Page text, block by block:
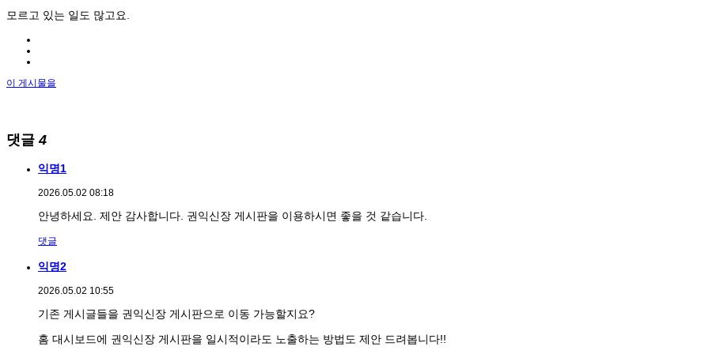
모르고 있는 일도 많고요.
이 게시물을
댓글4
익명1
2026.05.02 08:18
안녕하세요. 제안 감사합니다. 권익신장 게시판을 이용하시면 좋을 것 같습니다.
댓글
익명2
2026.05.02 10:55
기존 게시글들을 권익신장 게시판으로 이동 가능할지요?
홈 대시보드에 권익신장 게시판을 일시적이라도 노출하는 방법도 제안 드려봅니다!!